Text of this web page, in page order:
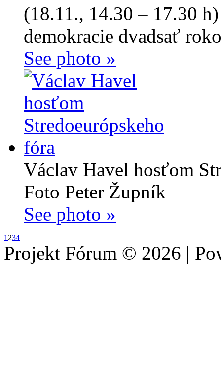
(18.11., 14.30 – 17.30
demokracie dvadsať
See photo »
Václav Havel hosťom
Foto Peter Župník
See photo »
1 234
Projekt Fórum © 2026 |